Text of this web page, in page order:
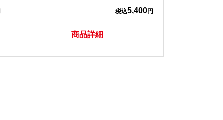
税込5,400円
商品詳細